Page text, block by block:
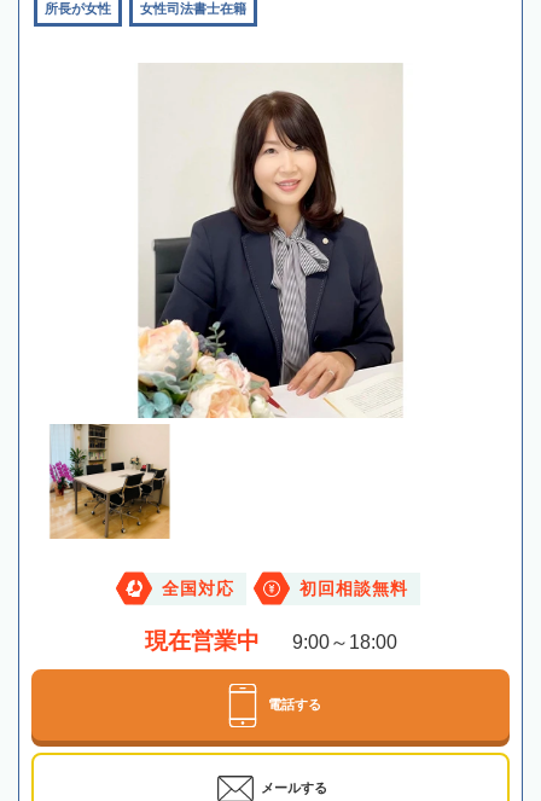
所長が女性 女性司法書士在籍
全国対応 初回相談無料
現在営業中 9:00～18:00
電話する
メールする